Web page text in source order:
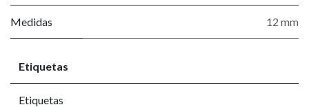
Medidas 12 mm
Etiquetas
Etiquetas